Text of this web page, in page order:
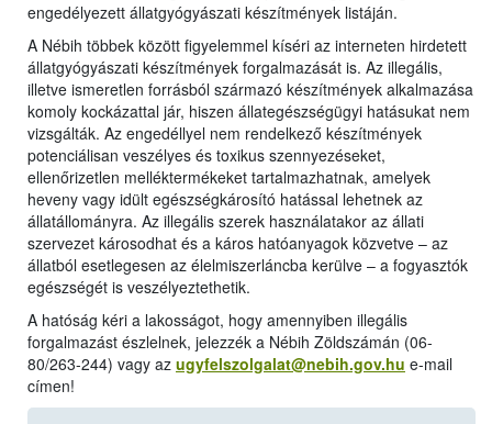
engedélyezett állatgyógyászati készítmények listáján.
A Nébih többek között figyelemmel kíséri az interneten hirdetett
állatgyógyászati készítmények forgalmazását is. Az illegális,
illetve ismeretlen forrásból származó készítmények alkalmazása
komoly kockázattal jár, hiszen állategészségügyi hatásukat nem
vizsgálták. Az engedéllyel nem rendelkező készítmények
potenciálisan veszélyes és toxikus szennyezéseket,
ellenőrizetlen melléktermékeket tartalmazhatnak, amelyek
heveny vagy idült egészségkárosító hatással lehetnek az
állatállományra. Az illegális szerek használatakor az állati
szervezet károsodhat és a káros hatóanyagok közvetve – az
állatból esetlegesen az élelmiszerláncba kerülve – a fogyasztók
egészségét is veszélyeztethetik.
A hatóság kéri a lakosságot, hogy amennyiben illegális
forgalmazást észlelnek, jelezzék a Nébih Zöldszámán (06-
80/263-244) vagy az ugyfelszolgalat@nebih.gov.hu e-mail
címen!